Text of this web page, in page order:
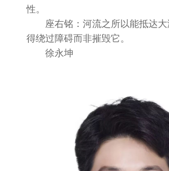
性。
座右铭：河流之所以能抵达大
得绕过障碍而非摧毁它。
徐永坤